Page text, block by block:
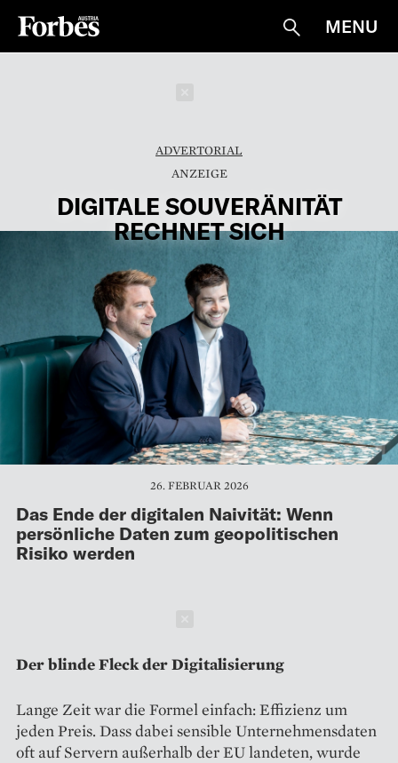
Suche
MENU
ADVERTORIAL
DIGITALE SOUVERÄNITÄT
RECHNET SICH
26. FEBRUAR 2026
Das Ende der digitalen Naivität: Wenn
persönliche Daten zum geopolitischen
Risiko werden
Der blinde Fleck der Digitalisierung
Lange Zeit war die Formel einfach: Effizienz um
jeden Preis. Dass dabei sensible Unternehmensdaten
oft auf Servern außerhalb der EU landeten, wurde